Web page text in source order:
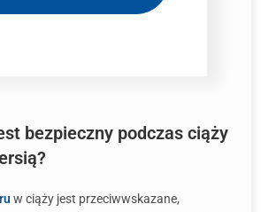
bezpieczny podczas ciąży
w ciąży jest przeciwwskazane,